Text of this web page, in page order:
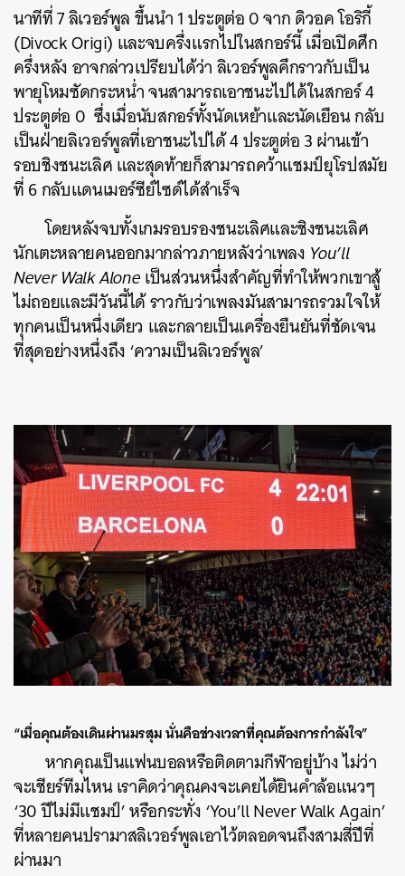
นาทีที่ 7 ลิเวอร์พูล ขึ้นนำ 1 ประตูต่อ 0 จาก ดิวอค โอริกี้
(Divock Origi) และจบครึ่งแรกไปในสกอร์นี้ เมื่อเปิดศึก
ครึ่งหลัง อาจกล่าวเปรียบได้ว่า ลิเวอร์พูลคึกราวกับเป็น
พายุโหมซัดกระหน่ำ จนสามารถเอาชนะไปได้ในสกอร์ 4
ประตูต่อ 0 ซึ่งเมื่อนับสกอร์ทั้งนัดเหย้าและนัดเยือน กลับ
เป็นฝ่ายลิเวอร์พูลที่เอาชนะไปได้ 4 ประตูต่อ 3 ผ่านเข้า
รอบชิงชนะเลิศ และสุดท้ายก็สามารถคว้าแชมป์ยุโรปสมัย
ที่ 6 กลับแดนเมอร์ซีย์ไซด์ได้สำเร็จ
โดยหลังจบทั้งเกมรอบรองชนะเลิศและชิงชนะเลิศ
นักเตะหลายคนออกมากล่าวภายหลังว่าเพลง You’ll
Never Walk Aloneเป็นส่วนหนึ่งสำคัญที่ทำให้พวกเขาสู้
ไม่ถอยและมีวันนี้ได้ ราวกับว่าเพลงมันสามารถรวมใจให้
ทุกคนเป็นหนึ่งเดียว และกลายเป็นเครื่องยืนยันที่ชัดเจน
ที่สุดอย่างหนึ่งถึง ‘ความเป็นลิเวอร์พูล’
“เมื่อคุณต้องเดินผ่านมรสุม นั่นคือช่วงเวลาที่คุณต้องการกำลังใจ”
หากคุณเป็นแฟนบอลหรือติดตามกีฬาอยู่บ้าง ไม่ว่า
จะเชียร์ทีมไหน เราคิดว่าคุณคงจะเคยได้ยินคำล้อแนวๆ
‘30 ปีไม่มีแชมป์’ หรือกระทั่ง ‘You’ll Never Walk Again’
ที่หลายคนปรามาสลิเวอร์พูลเอาไว้ตลอดจนถึงสามสี่ปีที่
ผ่านมา